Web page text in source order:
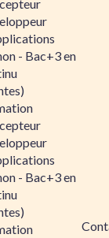
- Bac+3 en
- Bac+3 en